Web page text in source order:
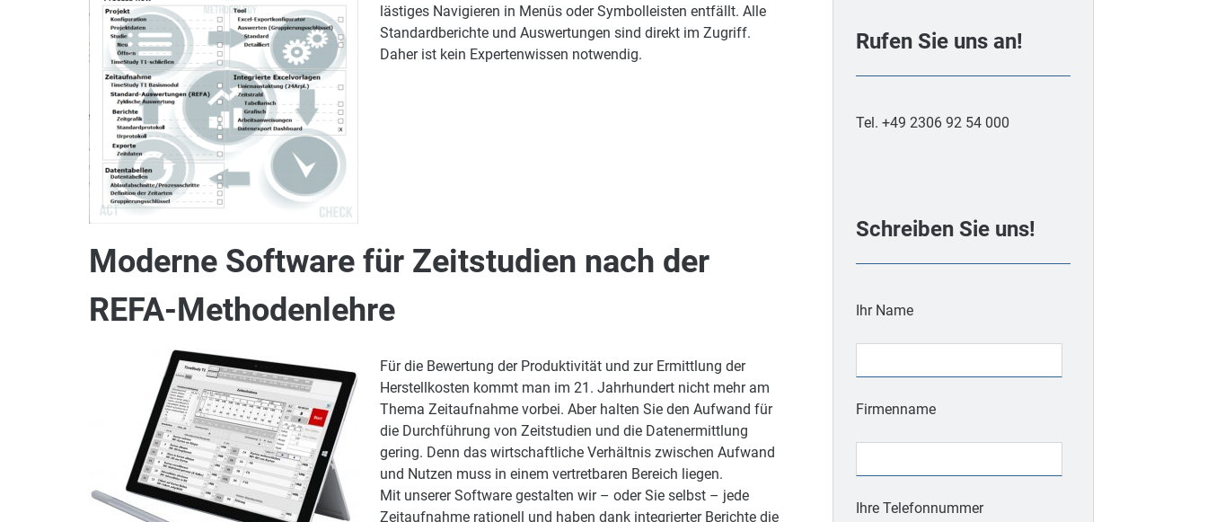
lästiges Navigieren in Menüs oder Symbolleisten entfällt. Alle
Standardberichte und Auswertungen sind direkt im Zugriff.
Daher ist kein Expertenwissen notwendig.
Moderne Software für Zeitstudien nach der
REFA-Methodenlehre
Für die Bewertung der Produktivität und zur Ermittlung der
Herstellkosten kommt man im 21. Jahrhundert nicht mehr am
Thema Zeitaufnahme vorbei. Aber halten Sie den Aufwand für
die Durchführung von Zeitstudien und die Datenermittlung
gering. Denn das wirtschaftliche Verhältnis zwischen Aufwand
und Nutzen muss in einem vertretbaren Bereich liegen.
Mit unserer Software gestalten wir – oder Sie selbst – jede
Zeitaufnahme rationell und haben dank integrierter Berichte die
Rufen Sie uns an!
Tel. +49 2306 92 54 000
Schreiben Sie uns!
Ihr Name
Firmenname
Ihre Telefonnummer